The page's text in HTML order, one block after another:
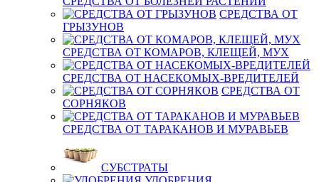
СРЕДСТВА ОТ
ГРЫЗУНОВ
СРЕДСТВА ОТ КОМАРОВ, КЛЕЩЕЙ, МУХ
СРЕДСТВА ОТ НАСЕКОМЫХ-ВРЕДИТЕЛЕЙ
СРЕДСТВА ОТ
СОРНЯКОВ
СРЕДСТВА ОТ ТАРАКАНОВ И МУРАВЬЕВ
СУБСТРАТЫ